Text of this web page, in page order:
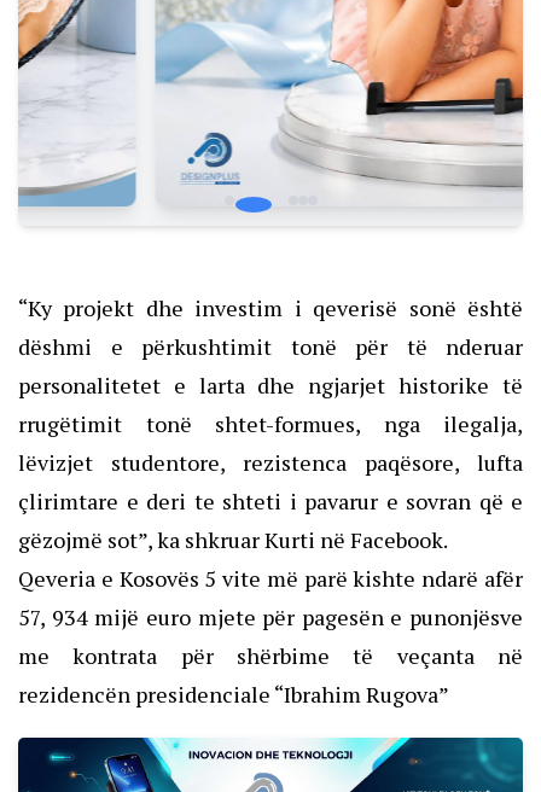
“Ky projekt dhe investim i qeverisë sonë është
dëshmi e përkushtimit tonë për të nderuar
personalitetet e larta dhe ngjarjet historike të
rrugëtimit tonë shtet-formues, nga ilegalja,
lëvizjet studentore, rezistenca paqësore, lufta
çlirimtare e deri te shteti i pavarur e sovran që e
gëzojmë sot”, ka shkruar Kurti në Facebook.
Qeveria e Kosovës 5 vite më parë kishte ndarë afër
57, 934 mijë euro mjete për pagesën e punonjësve
me kontrata për shërbime të veçanta në
rezidencën presidenciale “Ibrahim Rugova”